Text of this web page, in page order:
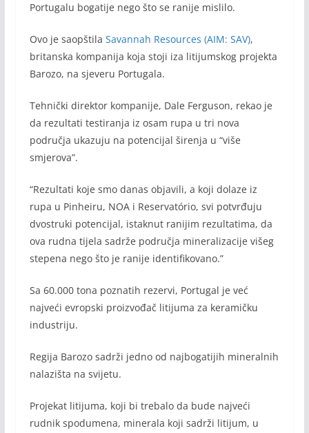
Portugalu bogatije nego što se ranije mislilo.
Ovo je saopštila Savannah Resources (AIM: SAV),
britanska kompanija koja stoji iza litijumskog projekta
Barozo, na sjeveru Portugala.
Tehnički direktor kompanije, Dale Ferguson, rekao je
da rezultati testiranja iz osam rupa u tri nova
područja ukazuju na potencijal širenja u “više
smjerova”.
“Rezultati koje smo danas objavili, a koji dolaze iz
rupa u Pinheiru, NOA i Reservatório, svi potvrđuju
dvostruki potencijal, istaknut ranijim rezultatima, da
ova rudna tijela sadrže područja mineralizacije višeg
stepena nego što je ranije identifikovano.”
Sa 60.000 tona poznatih rezervi, Portugal je već
najveći evropski proizvođač litijuma za keramičku
industriju.
Regija Barozo sadrži jedno od najbogatijih mineralnih
nalazišta na svijetu.
Projekat litijuma, koji bi trebalo da bude najveći
rudnik spodumena, minerala koji sadrži litijum, u